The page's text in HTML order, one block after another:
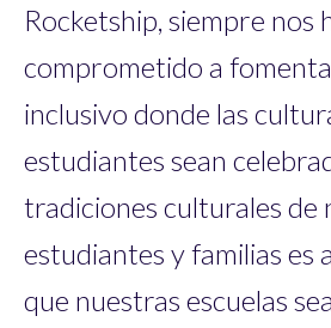
Rocketship, siempre nos
comprometido a
inclusivo donde las
estudiantes sean
tradiciones culturales de
estudiantes y familias es
que nuestras escuelas